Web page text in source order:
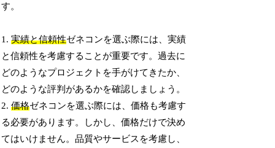
す。
1.実績と信頼性ゼネコンを選ぶ際には、実績
と信頼性を考慮することが重要です。過去に
どのようなプロジェクトを手がけてきたか、
どのような評判があるかを確認しましょう。
2.価格ゼネコンを選ぶ際には、価格も考慮す
る必要があります。しかし、価格だけで決め
てはいけません。品質やサービスを考慮し、